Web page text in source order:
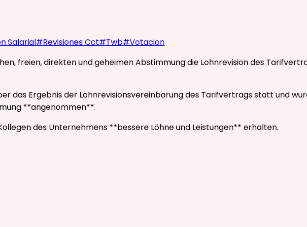
Salarial#Revisiones Cct#Twb#Votacion
freien, direkten und geheimen Abstimmung die Lohnrevision des
das Ergebnis der Lohnrevisionsvereinbarung des Tarifvertrags statt und
**angenommen**.
des Unternehmens **bessere Löhne und Leistungen** erhalten.